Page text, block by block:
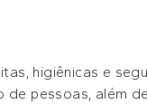
higiênicas e
de pessoas, além